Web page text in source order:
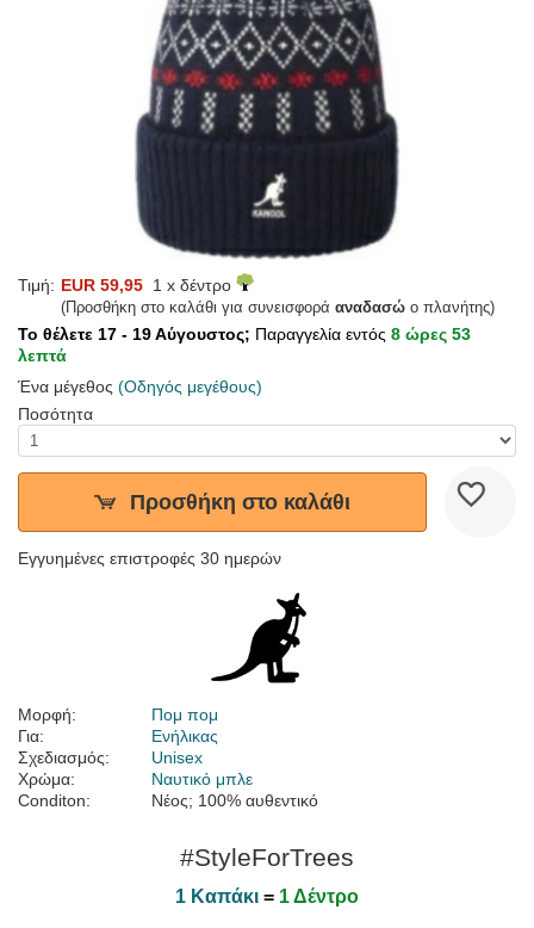
Τιμή: EUR 59,95 1 x δέντρο
(Προσθήκη στο καλάθι για συνεισφορά αναδασώ ο πλανήτης)
Το θέλετε 17 - 19 Αύγουστος; Παραγγελία εντός 8 ώρες 53
λεπτά
Ένα μέγεθος (Οδηγός μεγέθους)
Ποσότητα
Προσθήκη στο καλάθι
Εγγυημένες επιστροφές 30 ημερών
Μορφή:
Πομ πομ
Για:
Ενήλικας
Σχεδιασμός:
Unisex
Χρώμα:
Ναυτικό μπλε
Conditon:
Νέος; 100% αυθεντικό
#StyleForTrees
1 Καπάκι = 1 Δέντρο